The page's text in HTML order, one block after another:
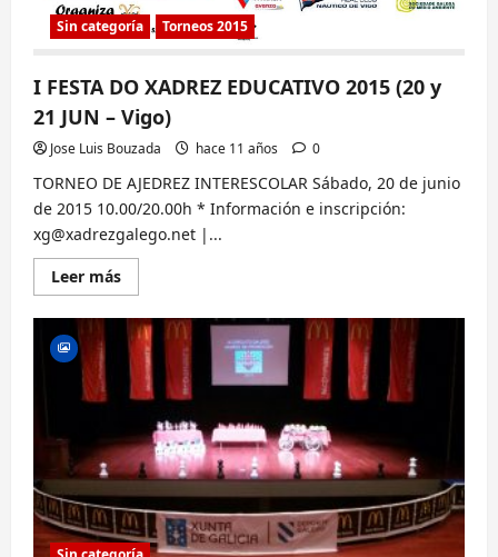
Sin categoría Torneos 2015
I FESTA DO XADREZ EDUCATIVO 2015 (20 y
21 JUN – Vigo)
Jose Luis Bouzada hace 11 años 0
TORNEO DE AJEDREZ INTERESCOLAR Sábado, 20 de junio
de 2015 10.00/20.00h * Información e inscripción:
xg@xadrezgalego.net |...
Leer másLee
más
I
FESTA
DO
XADREZ
EDUCATIVO
2015
21
JUN
–
Vigo)